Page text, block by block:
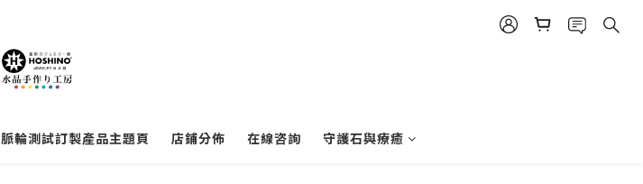
脈輪測試訂製產品主題頁 店鋪分佈 在線咨詢 守護石與療癒